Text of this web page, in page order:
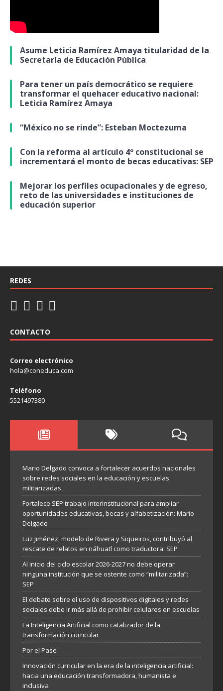
Asume Leticia Ramírez Amaya titularidad de la
Secretaría de Educación Pública
Para tener un país democrático se requiere
transformar el quehacer educativo nacional:
Leticia Ramírez Amaya
“México no se rinde”: Esteban Moctezuma
Con la reforma al artículo 4º constitucional se
incrementará el monto de becas educativas: SEP
Mejorar los perfiles ocupacionales y de egreso,
reto de las universidades e instituciones de
educación superior
REDES
CONTACTO
Correo electrónico
hola@coneduca.com
Teléfono
5521497380
Mario Delgado convoca a fortalecer acuerdos nacionales
sobre redes sociales en la educación y escuelas
militarizadas
Fortalece SEP trabajo interinstitucional para ampliar
oportunidades educativas, becas y alfabetización: Mario
Delgado
Luz Jiménez, modelo de Rivera y Siqueiros, contribuyó al
rescate de relatos en náhuatl como traductora: SEP
Al inicio del ciclo escolar 2026-2027 no debe operar
ninguna institución que se ostente como “militarizada”:
SEP
El debate sobre el uso de dispositivos digitales y redes
sociales debe ir más allá de prohibir celulares en escuelas
La Inteligencia Artificial como catalizador de la
transformación curricular
Por el Pase
Innovación curricular en la era de la inteligencia artificial:
hacia una educación transformadora, humanista e
inclusiva